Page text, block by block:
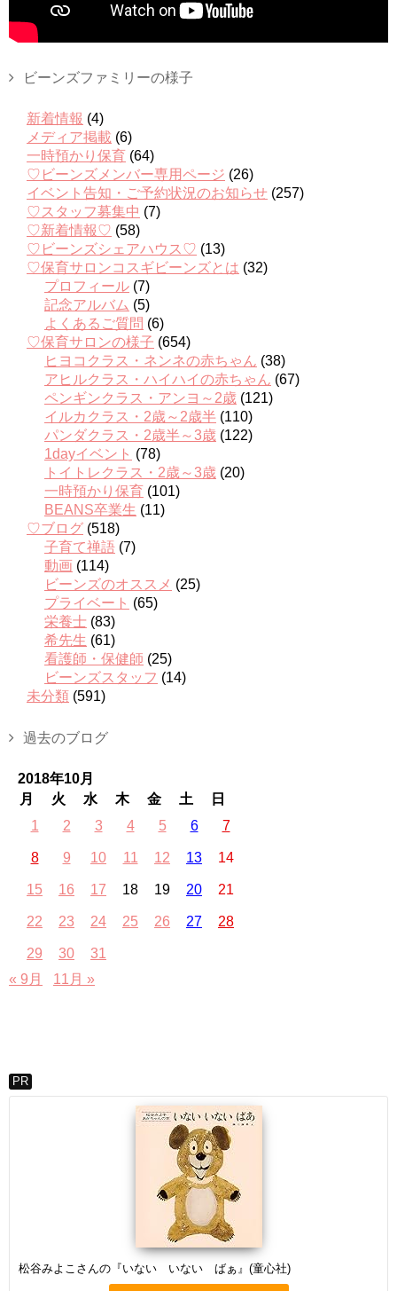
ビーンズファミリーの様子
新着情報 (4)
メディア掲載 (6)
一時預かり保育 (64)
♡ビーンズメンバー専用ページ (26)
イベント告知・ご予約状況のお知らせ (257)
♡スタッフ募集中 (7)
♡新着情報♡ (58)
♡ビーンズシェアハウス♡ (13)
♡保育サロンコスギビーンズとは (32)
プロフィール (7)
記念アルバム (5)
よくあるご質問 (6)
♡保育サロンの様子 (654)
ヒヨコクラス・ネンネの赤ちゃん (38)
アヒルクラス・ハイハイの赤ちゃん (67)
ペンギンクラス・アンヨ～2歳 (121)
イルカクラス・2歳～2歳半 (110)
パンダクラス・2歳半～3歳 (122)
1dayイベント (78)
トイトレクラス・2歳～3歳 (20)
一時預かり保育 (101)
BEANS卒業生 (11)
♡ブログ (518)
子育て禅語 (7)
動画 (114)
ビーンズのオススメ (25)
プライベート (65)
栄養士 (83)
希先生 (61)
看護師・保健師 (25)
ビーンズスタッフ (14)
未分類 (591)
過去のブログ
2018年10月
月
火 水 木 金 土
日
1
2 3 4 5 6 7
8 9 10 11 12 13 14
15 16 17 18 19 20 21
22 23 24 25 26 27 28
29 30
31
« 9月
11月 »
PR
松谷みよこさんの『いない いない ばぁ』(童心社)